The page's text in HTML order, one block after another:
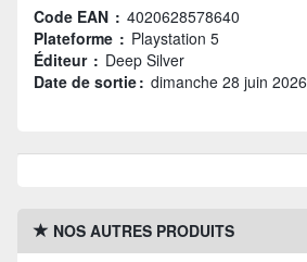
Code EAN : 4020628578640
Plateforme : Playstation 5
Éditeur : Deep Silver
Date de sortie : dimanche 28 juin 2026
NOS AUTRES PRODUITS